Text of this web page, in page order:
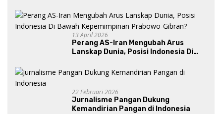
13 April 2026
Perang AS-Iran Mengubah Arus
Lanskap Dunia, Posisi Indonesia Di
Gibran?
22 Februari 2026
Jurnalisme Pangan Dukung
Kemandirian Pangan di Indonesia